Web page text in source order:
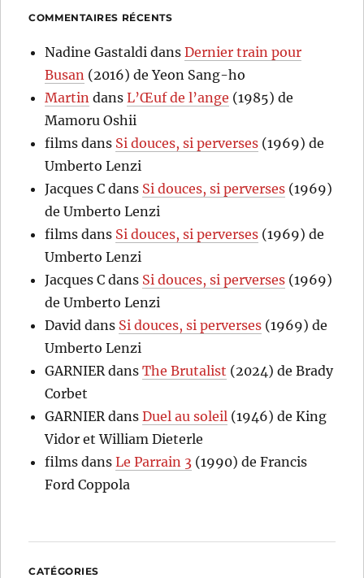
COMMENTAIRES RÉCENTS
Nadine Gastaldi dansDernier train pour
Busan (2016) de Yeon Sang-ho
Martin dansL’Œuf de l’ange (1985) de
Mamoru Oshii
films dans Si douces, si perverses (1969) de
Umberto Lenzi
Jacques C dans Si douces, si perverses (1969)
de Umberto Lenzi
films dans Si douces, si perverses (1969) de
Umberto Lenzi
Jacques C dans Si douces, si perverses (1969)
de Umberto Lenzi
David dans Si douces, si perverses (1969) de
Umberto Lenzi
GARNIER dansThe Brutalist (2024) de Brady
Corbet
GARNIER dansDuel au soleil (1946) de King
Vidor et William Dieterle
films dansLe Parrain 3 (1990) de Francis
Ford Coppola
CATÉGORIES